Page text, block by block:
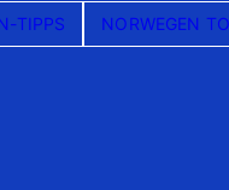
TIPPS NORWEGEN